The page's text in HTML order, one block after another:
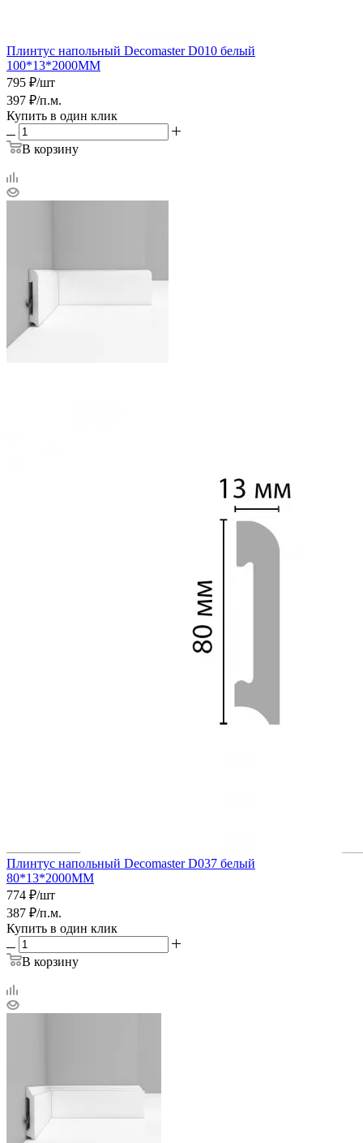
Плинтус напольный Decomaster D010 белый
100*13*2000ММ
795 ₽/шт
397 ₽/п.м.
Купить в один клик
В корзину
Плинтус напольный Decomaster D037 белый
80*13*2000ММ
774 ₽/шт
387 ₽/п.м.
Купить в один клик
В корзину